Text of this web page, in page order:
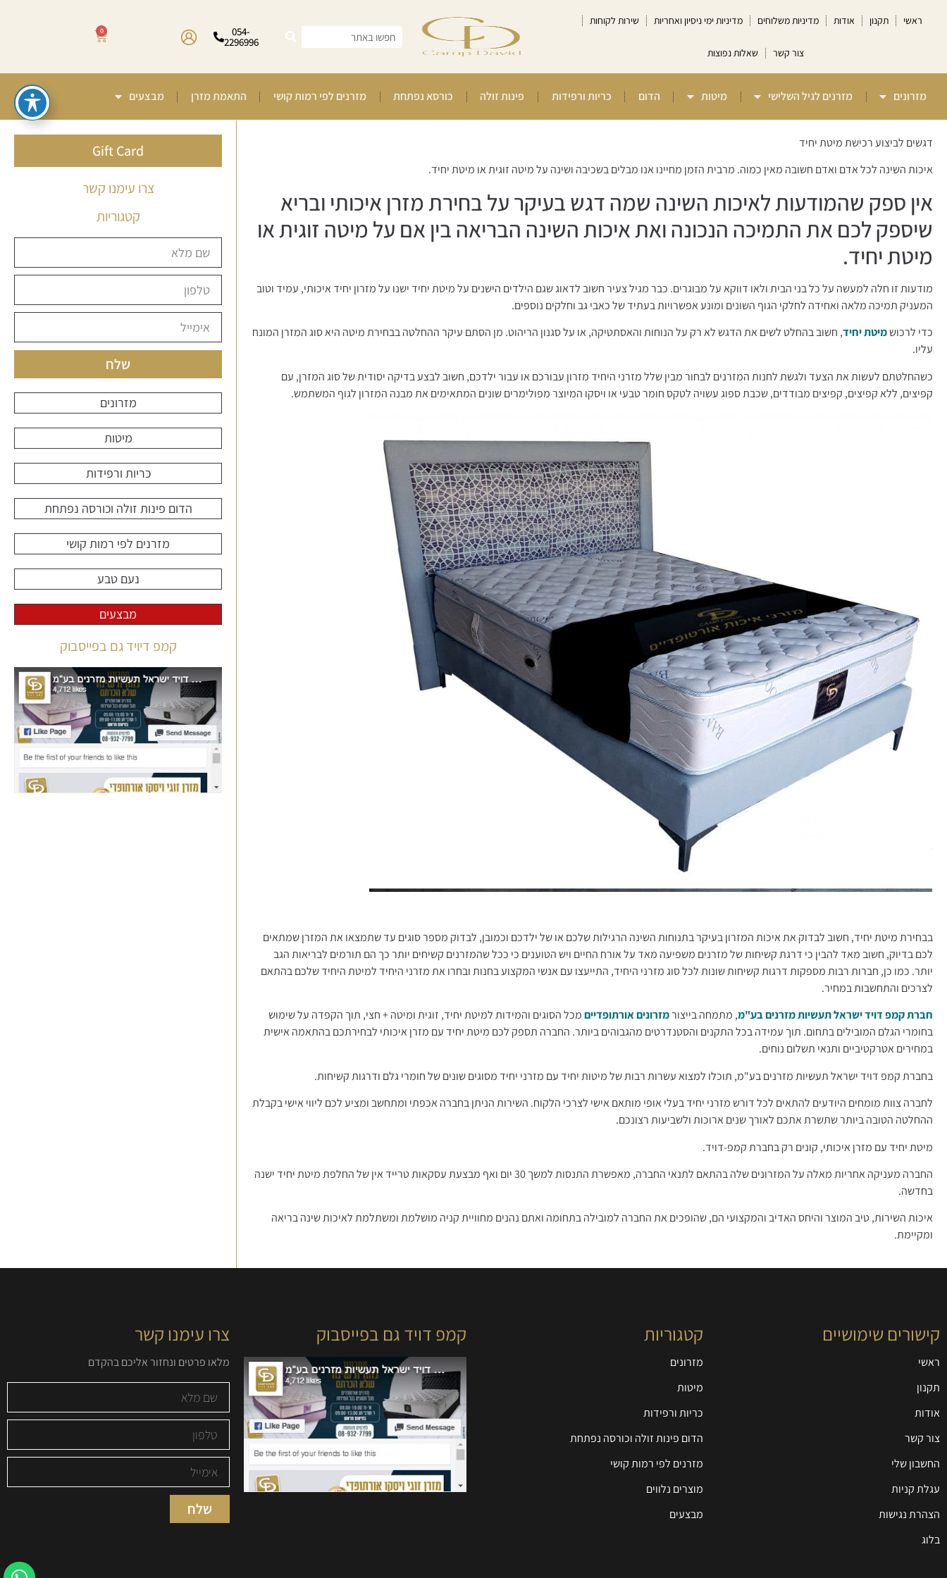
ראשי תקנון אודות מדיניות משלוחים מדיניות ימי ניסיון ואחריות שירות לקוחות
צור קשר שאלות נפוצות
054-
2296996
0
מזרונים מזרנים לגיל השלישי מיטות הדום כריות ורפידות פינות זולה כורסא נפתחת מזרנים לפי רמות קושי התאמת מזרן מבצעים
דגשים לביצוע רכישת מיטת יחיד
איכות השינה לכל אדם ואדם חשובה מאין כמוה. מרבית הזמן מחיינו אנו מבלים בשכיבה ושינה על מיטה זוגית או מיטת יחיד.
אין ספק שהמודעות לאיכות השינה שמה דגש בעיקר על בחירת מזרן איכותי ובריא
שיספק לכם את התמיכה הנכונה ואת איכות השינה הבריאה בין אם על מיטה זוגית או
מיטת יחיד.
מודעות זו חלה למעשה על כל בני הבית ולאו דווקא על מבוגרים. כבר מגיל צעיר חשוב לדאוג שגם הילדים הישנים על מיטת יחיד ישנו על מזרון יחיד איכותי, עמיד וטוב
המעניק תמיכה מלאה ואחידה לחלקי הגוף השונים ומונע אפשרויות בעתיד של כאבי גב וחלקים נוספים.
כדי לרכושמיטת יחיד, חשוב בהחלט לשים את הדגש לא רק על הנוחות והאסתטיקה, או על סגנון הריהוט. מן הסתם עיקר ההחלטה בבחירת מיטה היא סוג המזרן המונח
עליו.
כשהחלטתם לעשות את הצעד ולגשת לחנות המזרנים לבחור מבין שלל מזרני היחיד מזרון עבורכם או עבור ילדכם, חשוב לבצע בדיקה יסודית של סוג המזרן, עם
קפיצים, ללא קפיצים, קפיצים מבודדים, שכבת ספוג עשויה לטקס חומר טבעי או ויסקו המיוצר מפולימרים שונים המתאימים את מבנה המזרון לגוף המשתמש.
בבחירת מיטת יחיד, חשוב לבדוק את איכות המזרון בעיקר בתנוחות השינה הרגילות שלכם או של ילדכם וכמובן, לבדוק מספר סוגים עד שתמצאו את המזרן שמתאים
לכם בדיוק, חשוב מאד להבין כי דרגת קשיחות של מזרנים משפיעה מאד על אורח החיים ויש הטוענים כי ככל שהמזרנים קשיחים יותר כך הם תורמים לבריאות הגב
יותר. כמו כן, חברות רבות מספקות דרגות קשיחות שונות לכל סוג מזרני היחיד, התייעצו עם אנשי המקצוע בחנות ובחרו את מזרני היחיד למיטת היחיד שלכם בהתאם
לצרכים והתחשבות במחיר.
חברת קמפ דויד ישראל תעשיות מזרנים בע"מ, מתמחה בייצורמזרונים אורתופדייםמכל הסוגים והמידות למיטת יחיד, זוגית ומיטה + חצי, תוך הקפדה על שימוש
בחומרי הגלם המובילים בתחום. תוך עמידה בכל התקנים והסטנדרטים מהגבוהים ביותר. החברה תספק לכם מיטת יחיד עם מזרן איכותי לבחירתכם בהתאמה אישית
במחירים אטרקטיביים ותנאי תשלום נוחים.
בחברת קמפ דויד ישראל תעשיות מזרנים בע"מ, תוכלו למצוא עשרות רבות של מיטות יחיד עם מזרני יחיד מסוגים שונים של חומרי גלם ודרגות קשיחות.
לחברה צוות מומחים היודעים להתאים לכל דורש מזרני יחיד בעלי אופי מותאם אישי לצרכי הלקוח. השירות הניתן בחברה אכפתי ומתחשב ומציע לכם ליווי אישי בקבלת
ההחלטה הטובה ביותר שתשרת אתכם לאורך שנים ארוכות ולשביעות רצונכם.
מיטת יחיד עם מזרן איכותי, קונים רק בחברת קמפ-דויד.
החברה מעניקה אחריות מאלה על המזרונים שלה בהתאם לתנאי החברה, מאפשרת התנסות למשך 30 יום ואף מבצעת עסקאות טרייד אין של החלפת מיטת יחיד ישנה
בחדשה.
איכות השירות, טיב המוצר והיחס האדיב והמקצועי הם, שהופכים את החברה למובילה בתחומה ואתם נהנים מחוויית קניה מושלמת ומשתלמת לאיכות שינה בריאה
ומקיימת.
Gift Card
צרו עימנו קשר
קטגוריות
שלח
מזרונים
מיטות
כריות ורפידות
הדום פינות זולה וכורסה נפתחת
מזרנים לפי רמות קושי
נעם טבע
מבצעים
קמפ דיויד גם בפייסבוק
קישורים שימושיים
ראשי
תקנון
אודות
צור קשר
החשבון שלי
עגלת קניות
הצהרת נגישות
בלוג
קטגוריות
מזרונים
מיטות
כריות ורפידות
הדום פינות זולה וכורסה נפתחת
מזרנים לפי רמות קושי
מוצרים נלווים
מבצעים
קמפ דויד גם בפייסבוק צרו עימנו קשר
מלאו פרטים ונחזור אליכם בהקדם
שלח